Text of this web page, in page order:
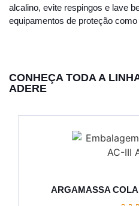
alcalino, evite respingos e lave
equipamentos de proteção
CONHEÇA TODA A
ADERE
ARGAMASSA